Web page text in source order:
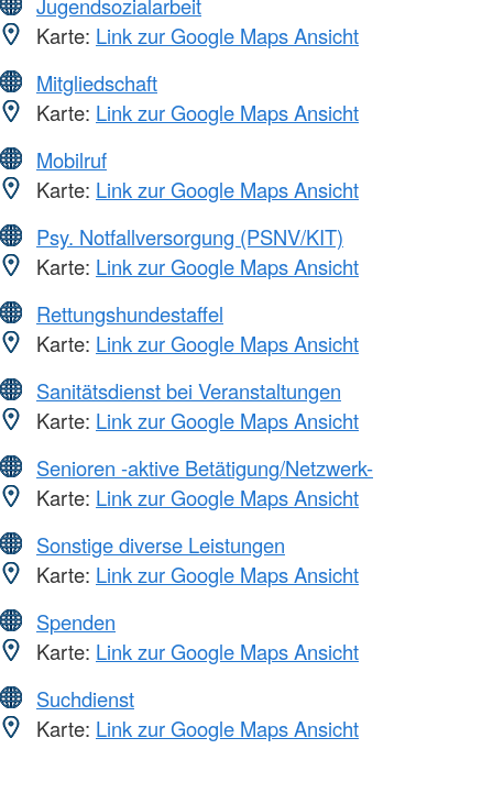
Karte: Link zur Google Maps Ansicht
Mitgliedschaft
Karte: Link zur Google Maps Ansicht
Mobilruf
Karte: Link zur Google Maps Ansicht
Psy. Notfallversorgung (PSNV/KIT)
Karte: Link zur Google Maps Ansicht
Rettungshundestaffel
Karte: Link zur Google Maps Ansicht
Sanitätsdienst bei Veranstaltungen
Karte: Link zur Google Maps Ansicht
Senioren -aktive Betätigung/Netzwerk-
Karte: Link zur Google Maps Ansicht
Sonstige diverse Leistungen
Karte: Link zur Google Maps Ansicht
Spenden
Karte: Link zur Google Maps Ansicht
Suchdienst
Karte: Link zur Google Maps Ansicht